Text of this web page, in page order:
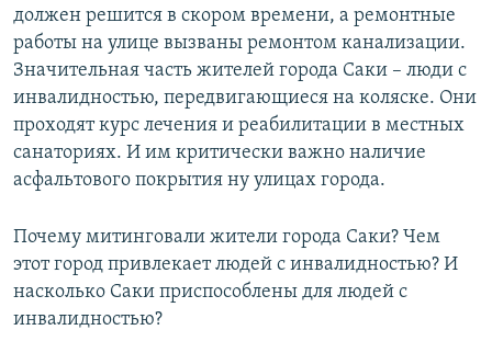
должен решится в скором времени, а ремонтные
работы на улице вызваны ремонтом канализации.
Значительная часть жителей города Саки – люди с
инвалидностью, передвигающиеся на коляске. Они
проходят курс лечения и реабилитации в местных
санаториях. И им критически важно наличие
асфальтового покрытия ну улицах города.
Почему митинговали жители города Саки? Чем
этот город привлекает людей с инвалидностью? И
насколько Саки приспособлены для людей с
инвалидностью?